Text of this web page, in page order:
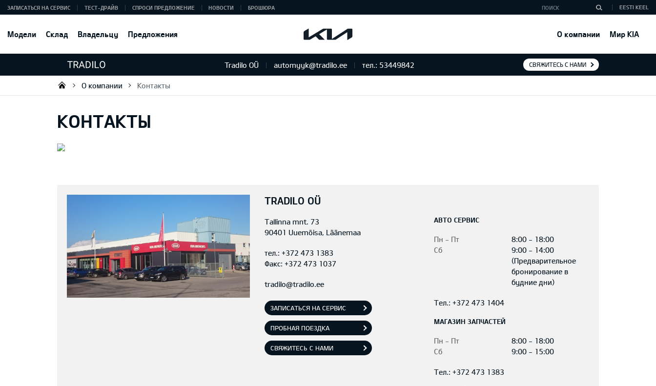
Модели Склад Владельцу Предложения О компании Мир KIA
ЗАПИСАТЬСЯ НА СЕРВИС ТЕСТ-ДРАЙВ СПРОСИ ПРЕДЛОЖЕНИЕ НОВОСТИ БРОШЮРА EESTI KEEL
Tradilo OÜ automyyk@tradilo.ee тел.: 53449842 СВЯЖИТЕСЬ С НАМИ
Tradilo OÜ
О компании Контакты
КОНТАКТЫ
TRADILO OÜ
Tallinna mnt. 73
90401 Uuemõisa, Läänemaa
тел.: +372 473 1383
Факс: +372 473 1037
tradilo@tradilo.ee
ЗАПИСАТЬСЯ НА СЕРВИС
ПРОБНАЯ ПОЕЗДКА
СВЯЖИТЕСЬ С НАМИ
АВТО СЕРВИС
Пн - Пт
8:00 - 18:00
Сб
9:00 - 14:00
(Предварительное
бронирование в
будние дни)
Тел.: +372 473 1404
МАГАЗИН ЗАПЧАСТЕЙ
Пн - Пт
8:00 - 18:00
Сб
9:00 - 15:00
Тел.: +372 473 1383